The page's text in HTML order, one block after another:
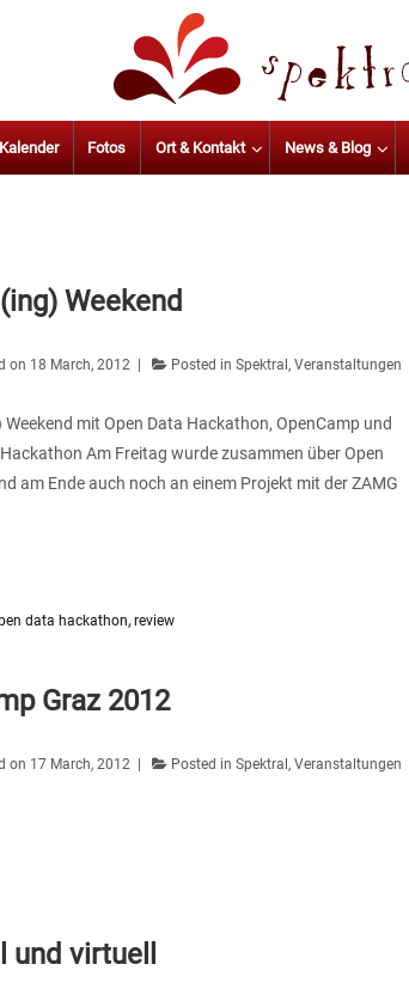
Kalender Fotos Ort & Kontakt News & Blog
Weekend
on 18 March, 2012 Posted inSpektral,Veranstaltungen
mit Open Data Hackathon, OpenCamp und
Am Freitag wurde zusammen über Open
am Ende auch noch an einem Projekt mit der ZAMG
data hackathon,review
Graz 2012
on 17 March, 2012 Posted inSpektral,Veranstaltungen
virtuell